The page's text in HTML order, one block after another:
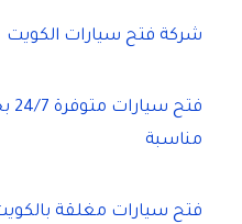
شركة فتح سيارات الكويت
مناسبة
فتح سيارات مغلقة